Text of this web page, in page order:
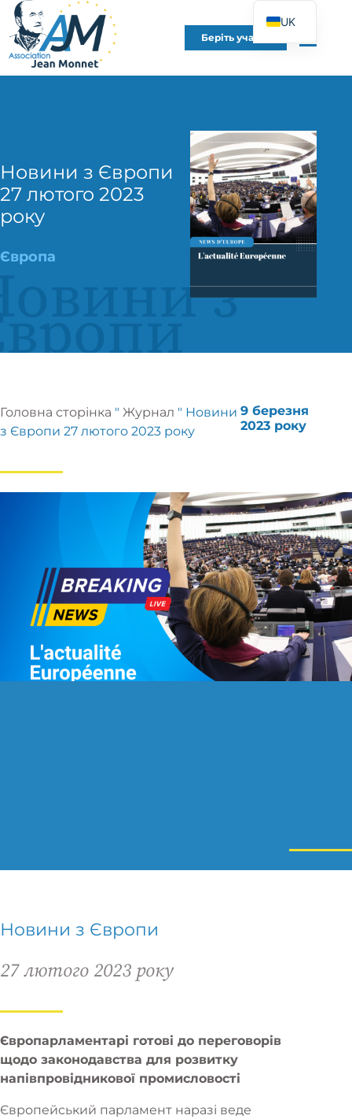
Беріть участь
Новини з Європи
27 лютого 2023
року
Європа
з
Головна сторінка " Журнал " Новини
з Європи 27 лютого 2023 року
9 березня
2023 року
Новини з Європи
27 лютого 2023 року
Європарламентарі готові до переговорів
щодо законодавства для розвитку
напівпровідникової промисловості
Європейський парламент наразі веде
UK
FR
EN
IT
PT
PL